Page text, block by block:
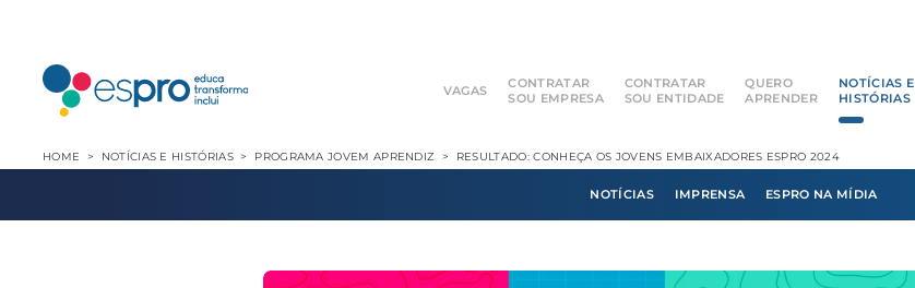
HOME NOTÍCIAS E HISTÓRIAS PROGRAMA JOVEM APRENDIZ RESULTADO: CONHEÇA OS JOVENS EMBAIXADORES ESPRO 2024
VAGAS
CONTRATAR
SOU EMPRESA
CONTRATAR
SOU ENTIDADE
QUERO
APRENDER
NOTÍCIAS E
HISTÓRIAS
NOTÍCIAS IMPRENSA ESPRO NA MÍDIA